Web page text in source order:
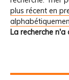
plus récent en
La recherche